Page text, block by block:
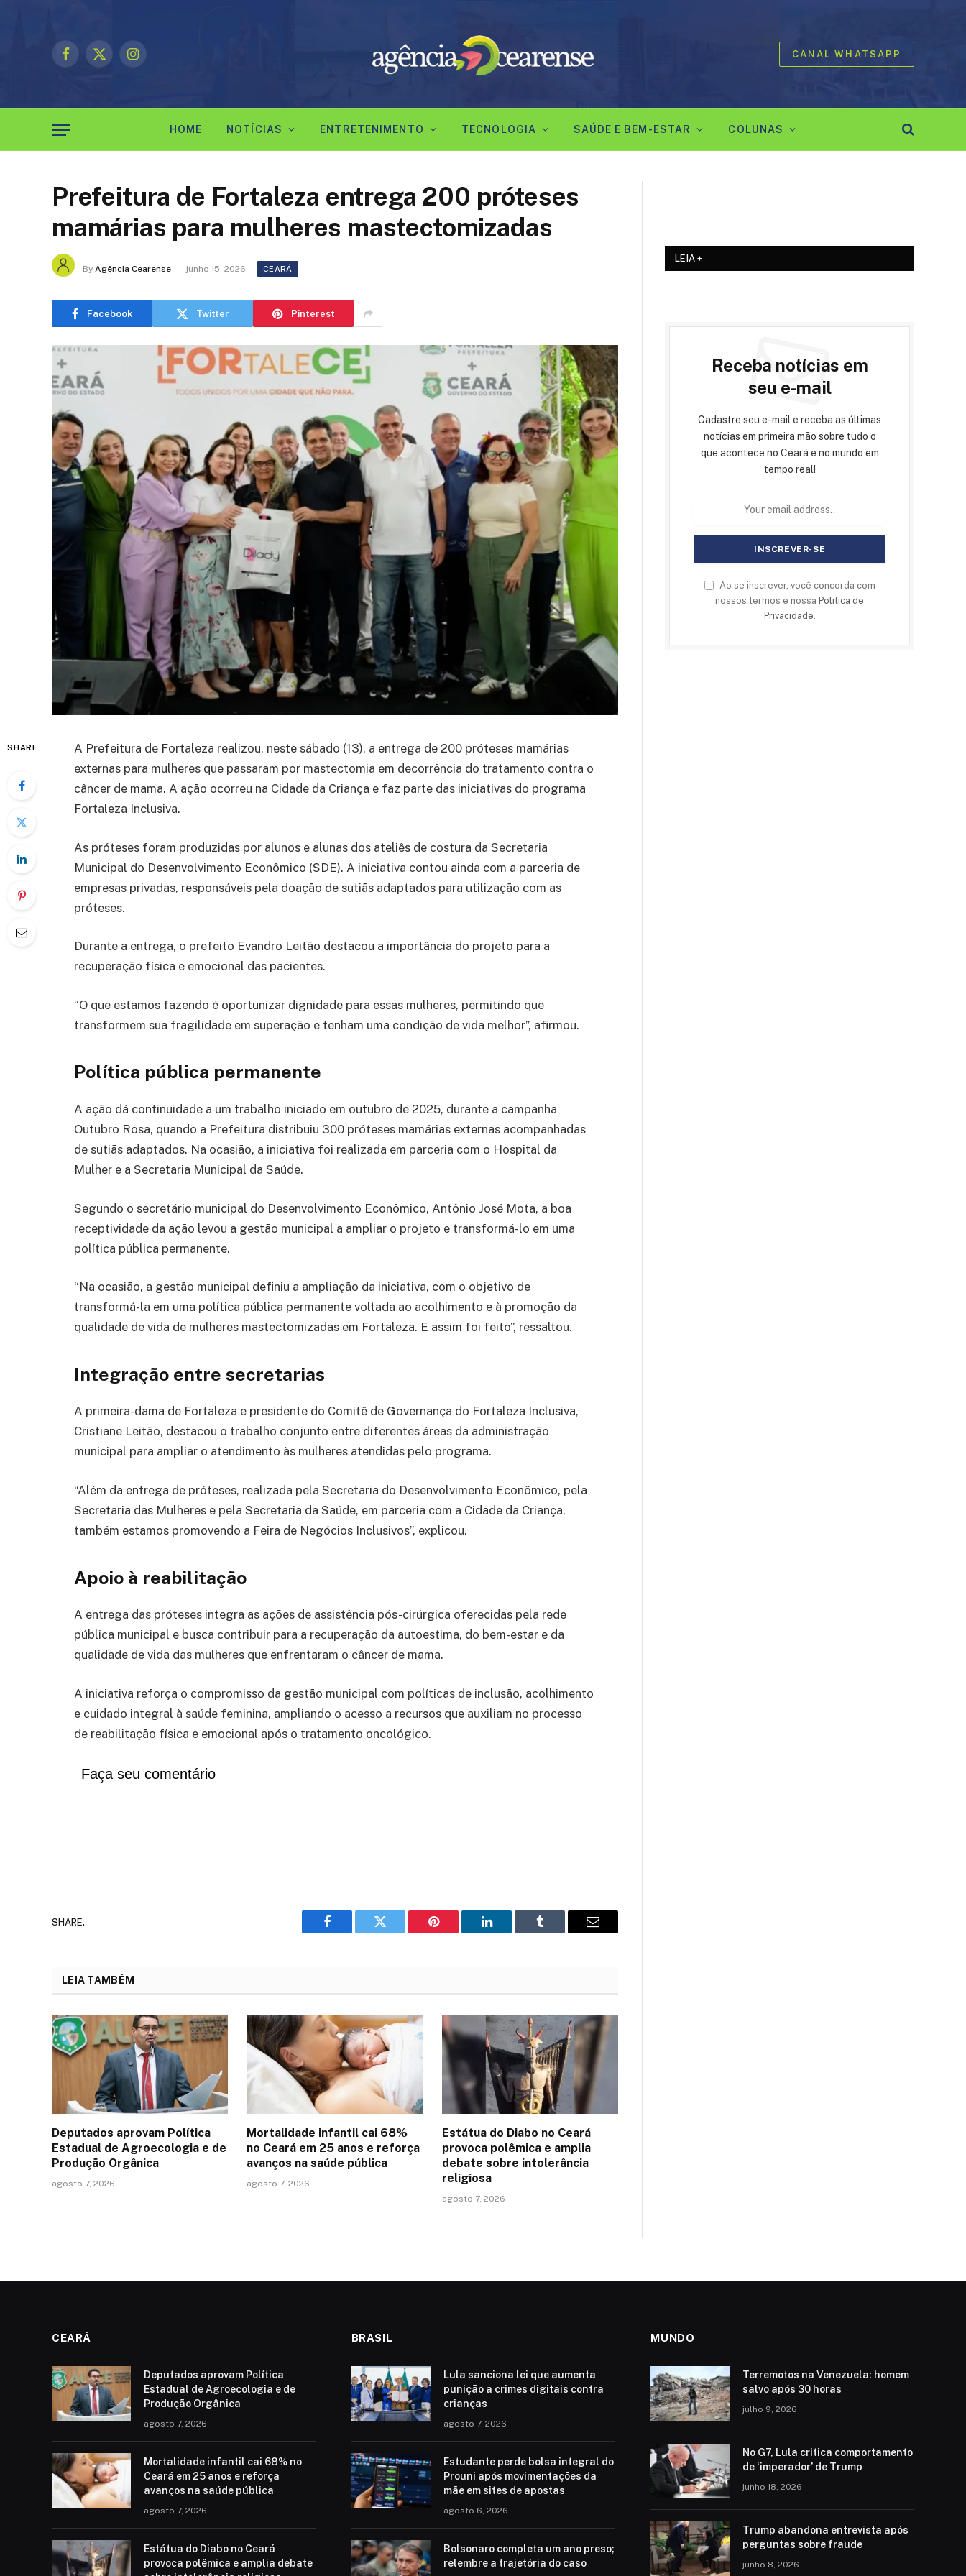
Facebook
X
Instagram
CANAL WHATSAPP
HOME NOTÍCIAS ENTRETENIMENTO TECNOLOGIA SAÚDE E BEM-ESTAR COLUNAS
Prefeitura de Fortaleza entrega 200 próteses
mamárias para mulheres mastectomizadas
By Agência Cearense junho 15, 2026 CEARÁ
Facebook Twitter Pinterest
SHARE
A Prefeitura de Fortaleza realizou, neste sábado (13), a entrega de 200 próteses mamárias
externas para mulheres que passaram por mastectomia em decorrência do tratamento contra o
câncer de mama. A ação ocorreu na Cidade da Criança e faz parte das iniciativas do programa
Fortaleza Inclusiva.
As próteses foram produzidas por alunos e alunas dos ateliês de costura da Secretaria
Municipal do Desenvolvimento Econômico (SDE). A iniciativa contou ainda com a parceria de
empresas privadas, responsáveis pela doação de sutiãs adaptados para utilização com as
próteses.
Durante a entrega, o prefeito Evandro Leitão destacou a importância do projeto para a
recuperação física e emocional das pacientes.
“O que estamos fazendo é oportunizar dignidade para essas mulheres, permitindo que
transformem sua fragilidade em superação e tenham uma condição de vida melhor”, afirmou.
Política pública permanente
A ação dá continuidade a um trabalho iniciado em outubro de 2025, durante a campanha
Outubro Rosa, quando a Prefeitura distribuiu 300 próteses mamárias externas acompanhadas
de sutiãs adaptados. Na ocasião, a iniciativa foi realizada em parceria com o Hospital da
Mulher e a Secretaria Municipal da Saúde.
Segundo o secretário municipal do Desenvolvimento Econômico, Antônio José Mota, a boa
receptividade da ação levou a gestão municipal a ampliar o projeto e transformá-lo em uma
política pública permanente.
“Na ocasião, a gestão municipal definiu a ampliação da iniciativa, com o objetivo de
transformá-la em uma política pública permanente voltada ao acolhimento e à promoção da
qualidade de vida de mulheres mastectomizadas em Fortaleza. E assim foi feito”, ressaltou.
Integração entre secretarias
A primeira-dama de Fortaleza e presidente do Comitê de Governança do Fortaleza Inclusiva,
Cristiane Leitão, destacou o trabalho conjunto entre diferentes áreas da administração
municipal para ampliar o atendimento às mulheres atendidas pelo programa.
“Além da entrega de próteses, realizada pela Secretaria do Desenvolvimento Econômico, pela
Secretaria das Mulheres e pela Secretaria da Saúde, em parceria com a Cidade da Criança,
também estamos promovendo a Feira de Negócios Inclusivos”, explicou.
Apoio à reabilitação
A entrega das próteses integra as ações de assistência pós-cirúrgica oferecidas pela rede
pública municipal e busca contribuir para a recuperação da autoestima, do bem-estar e da
qualidade de vida das mulheres que enfrentaram o câncer de mama.
A iniciativa reforça o compromisso da gestão municipal com políticas de inclusão, acolhimento
e cuidado integral à saúde feminina, ampliando o acesso a recursos que auxiliam no processo
de reabilitação física e emocional após o tratamento oncológico.
Faça seu comentário
SHARE.
Facebook Twitter Pinterest LinkedIn Tumblr Email
LEIA TAMBÉM
Deputados aprovam Política
Estadual de Agroecologia e de
Produção Orgânica
agosto 7, 2026
Mortalidade infantil cai 68%
no Ceará em 25 anos e reforça
avanços na saúde pública
agosto 7, 2026
Estátua do Diabo no Ceará
provoca polêmica e amplia
debate sobre intolerância
religiosa
agosto 7, 2026
LEIA +
Receba notícias em
seu e-mail
Cadastre seu e-mail e receba as últimas
notícias em primeira mão sobre tudo o
que acontece no Ceará e no mundo em
tempo real!
Ao se inscrever, você concorda com
nossos termos e nossa Politica de
Privacidade.
CEARÁ
Deputados aprovam Política
Estadual de Agroecologia e de
Produção Orgânica
agosto 7, 2026
Mortalidade infantil cai 68% no
Ceará em 25 anos e reforça
avanços na saúde pública
agosto 7, 2026
Estátua do Diabo no Ceará
provoca polêmica e amplia debate
BRASIL
Lula sanciona lei que aumenta
punição a crimes digitais contra
crianças
agosto 7, 2026
Estudante perde bolsa integral do
Prouni após movimentações da
mãe em sites de apostas
agosto 6, 2026
Bolsonaro completa um ano preso;
relembre a trajetória do caso
MUNDO
Terremotos na Venezuela: homem
salvo após 30 horas
julho 9, 2026
No G7, Lula critica comportamento
de ‘imperador’ de Trump
junho 18, 2026
Trump abandona entrevista após
perguntas sobre fraude
junho 8, 2026